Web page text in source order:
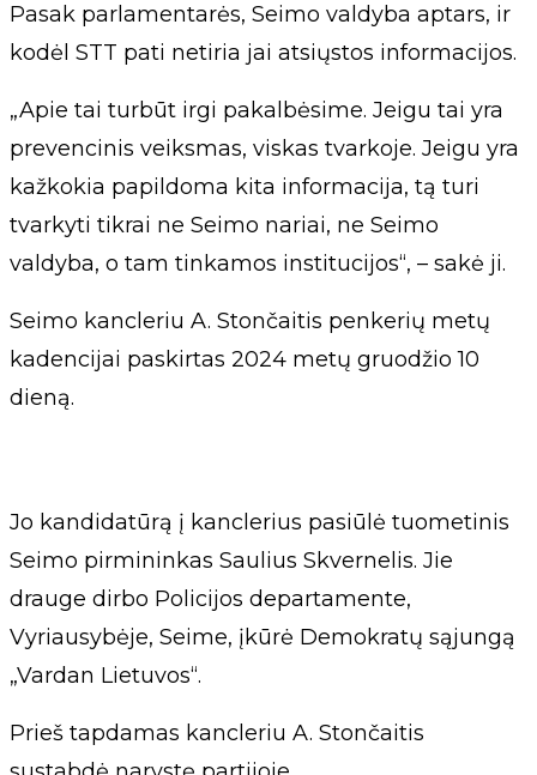
Pasak parlamentarės, Seimo valdyba aptars, ir
kodėl STT pati netiria jai atsiųstos informacijos.
„Apie tai turbūt irgi pakalbėsime. Jeigu tai yra
prevencinis veiksmas, viskas tvarkoje. Jeigu yra
kažkokia papildoma kita informacija, tą turi
tvarkyti tikrai ne Seimo nariai, ne Seimo
valdyba, o tam tinkamos institucijos“, – sakė ji.
Seimo kancleriu A. Stončaitis penkerių metų
kadencijai paskirtas 2024 metų gruodžio 10
dieną.
Jo kandidatūrą į kanclerius pasiūlė tuometinis
Seimo pirmininkas Saulius Skvernelis. Jie
drauge dirbo Policijos departamente,
Vyriausybėje, Seime, įkūrė Demokratų sąjungą
„Vardan Lietuvos“.
Prieš tapdamas kancleriu A. Stončaitis